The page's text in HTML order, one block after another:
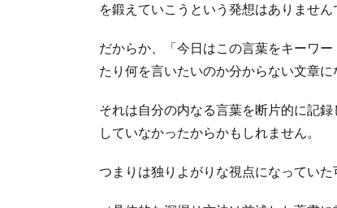
を鍛えていこうという発想はありません
だからか、「今日はこの言葉をキーワ
たり何を言いたいのか分からない文章に
それは自分の内なる言葉を断片的に記
していなかったからかもしれません。
つまりは独りよがりな視点になっていた